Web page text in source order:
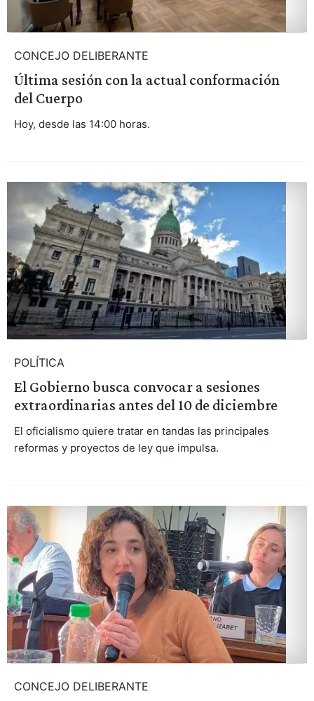
CONCEJO DELIBERANTE
Última sesión con la actual conformación
del Cuerpo
Hoy, desde las 14:00 horas.
POLÍTICA
El Gobierno busca convocar a sesiones
extraordinarias antes del 10 de diciembre
El oficialismo quiere tratar en tandas las principales
reformas y proyectos de ley que impulsa.
CONCEJO DELIBERANTE